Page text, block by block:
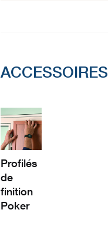
ACCESSOIRES
Profilés
de
finition
Poker